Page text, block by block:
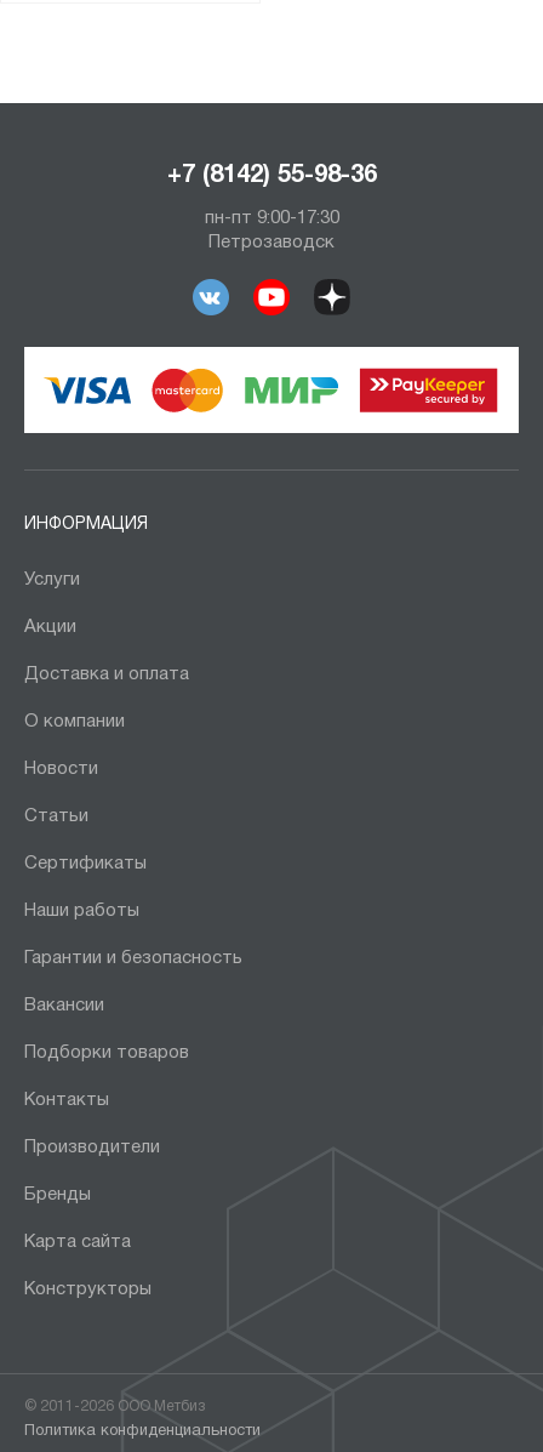
+7 (8142) 55-98-36
пн-пт 9:00-17:30
Петрозаводск
ИНФОРМАЦИЯ
Услуги
Акции
Доставка и оплата
О компании
Новости
Статьи
Сертификаты
Наши работы
Гарантии и безопасность
Вакансии
Подборки товаров
Контакты
Производители
Бренды
Карта сайта
Конструкторы
© 2011-2026 ООО Метбиз
Политика конфиденциальности